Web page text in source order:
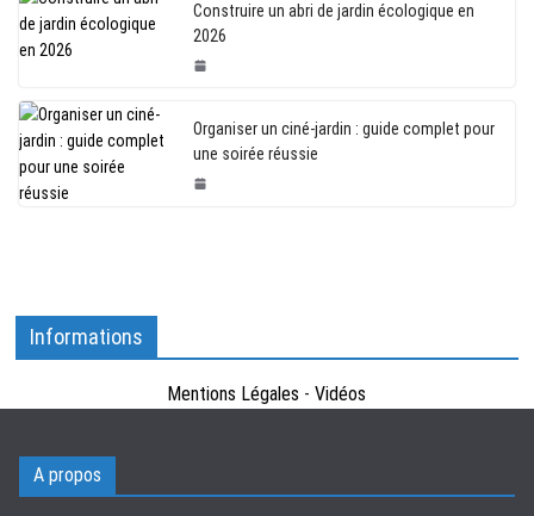
Construire un abri de jardin écologique en
2026
Organiser un ciné-jardin : guide complet pour
une soirée réussie
Informations
Mentions Légales -Vidéos
A propos